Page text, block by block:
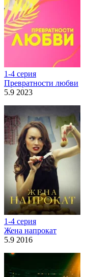
1-4 серия
Превратности любви
5.9 2023
1-4 серия
Жена напрокат
5.9 2016